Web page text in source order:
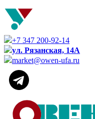
+7 347 200-92-14
ул. Рязанская, 14А
market@owen-ufa.ru